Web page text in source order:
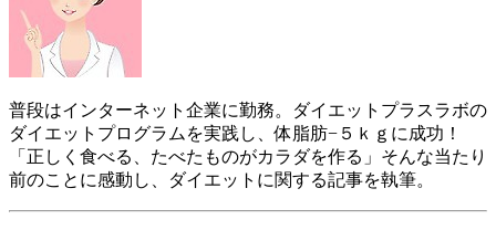
普段はインターネット企業に勤務。ダイエットプラスラボの
ダイエットプログラムを実践し、体脂肪−５ｋｇに成功！
「正しく食べる、たべたものがカラダを作る」そんな当たり
前のことに感動し、ダイエットに関する記事を執筆。